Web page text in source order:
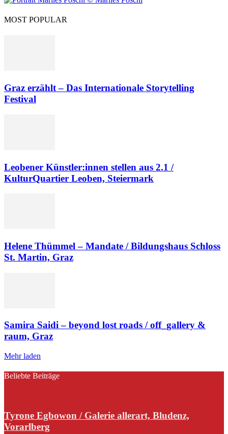
MOST POPULAR
Graz erzählt – Das Internationale Storytelling
Festival
Leo­be­ner Künst­ler:in­nen stel­len aus 2.1 /
KulturQuartier Leoben, Steiermark
Helene Thümmel – Mandate / Bildungshaus Schloss
St. Martin, Graz
Samira Saidi – beyond lost roads / off_gallery &
raum, Graz
Mehr laden
Beliebte Beiträge
Tyrone Egbowon / Galerie allerart, Bludenz,
Vorarlberg